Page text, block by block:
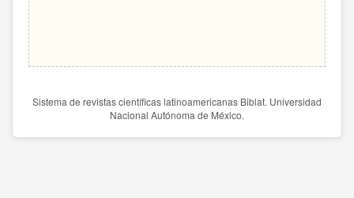
Sistema de revistas científicas latinoamericanas Biblat. Universidad
Nacional Autónoma de México.